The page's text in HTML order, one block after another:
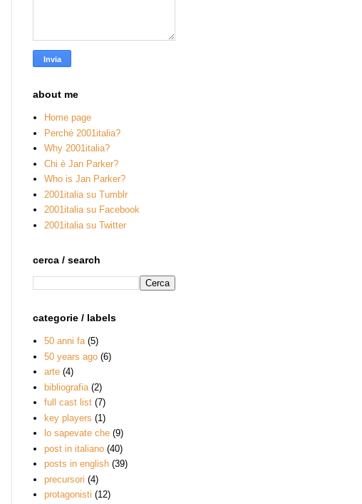
about me
Home page
Perché 2001italia?
Why 2001italia?
Chi è Jan Parker?
Who is Jan Parker?
2001italia su Tumblr
2001italia su Facebook
2001italia su Twitter
cerca / search
categorie / labels
50 anni fa (5)
50 years ago (6)
arte (4)
bibliografia (2)
full cast list (7)
key players (1)
lo sapevate che (9)
post in italiano (40)
posts in english (39)
precursori (4)
protagonisti (12)